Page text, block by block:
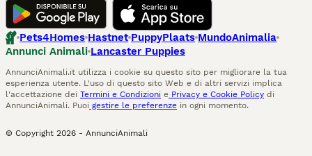
Pets4Homes Hastnet PuppyPlaats MundoAnimalia
Annunci Animali Lancaster Puppies
AnnunciAnimali.it utilizza i cookie su questo sito per migliorare la tua
esperienza utente. L'uso di questo sito Web e di altri servizi implica
l'accettazione dei Termini e Condizioni e Privacy e Cookie Policy di
AnnunciAnimali. Puoi gestire le preferenze in ogni momento.
© Copyright 2026 - AnnunciAnimali